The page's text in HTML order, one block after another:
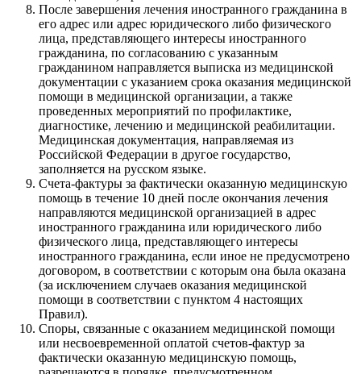
После завершения лечения иностранного гражданина в
его адрес или адрес юридического либо физического
лица, представляющего интересы иностранного
гражданина, по согласованию с указанным
гражданином направляется выписка из медицинской
документации с указанием срока оказания медицинской
помощи в медицинской организации, а также
проведенных мероприятий по профилактике,
диагностике, лечению и медицинской реабилитации.
Медицинская документация, направляемая из
Российской Федерации в другое государство,
заполняется на русском языке.
Счета-фактуры за фактически оказанную медицинскую
помощь в течение 10 дней после окончания лечения
направляются медицинской организацией в адрес
иностранного гражданина или юридического либо
физического лица, представляющего интересы
иностранного гражданина, если иное не предусмотрено
договором, в соответствии с которым она была оказана
(за исключением случаев оказания медицинской
помощи в соответствии с пунктом 4 настоящих
Правил).
Споры, связанные с оказанием медицинской помощи
или несвоевременной оплатой счетов-фактур за
фактически оказанную медицинскую помощь,